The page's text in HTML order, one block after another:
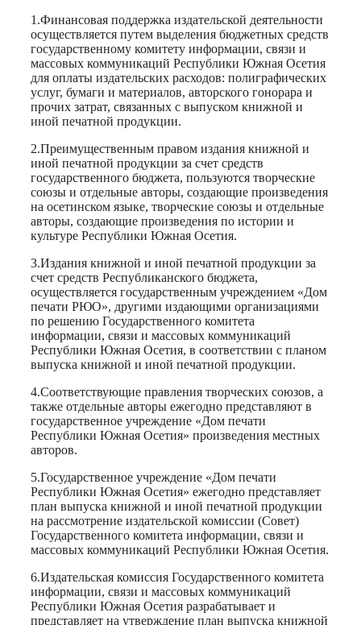
1.Финансовая поддержка издательской деятельности
осуществляется путем выделения бюджетных средств
государственному комитету информации, связи и
массовых коммуникаций Республики Южная Осетия
для оплаты издательских расходов: полиграфических
услуг, бумаги и материалов, авторского гонорара и
прочих затрат, связанных с выпуском книжной и
иной печатной продукции.
2.Преимущественным правом издания книжной и
иной печатной продукции за счет средств
государственного бюджета, пользуются творческие
союзы и отдельные авторы, создающие произведения
на осетинском языке, творческие союзы и отдельные
авторы, создающие произведения по истории и
культуре Республики Южная Осетия.
3.Издания книжной и иной печатной продукции за
счет средств Республиканского бюджета,
осуществляется государственным учреждением «Дом
печати РЮО», другими издающими организациями
по решению Государственного комитета
информации, связи и массовых коммуникаций
Республики Южная Осетия, в соответствии с планом
выпуска книжной и иной печатной продукции.
4.Соответствующие правления творческих союзов, а
также отдельные авторы ежегодно представляют в
государственное учреждение «Дом печати
Республики Южная Осетия» произведения местных
авторов.
5.Государственное учреждение «Дом печати
Республики Южная Осетия» ежегодно представляет
план выпуска книжной и иной печатной продукции
на рассмотрение издательской комиссии (Совет)
Государственного комитета информации, связи и
массовых коммуникаций Республики Южная Осетия.
6.Издательская комиссия Государственного комитета
информации, связи и массовых коммуникаций
Республики Южная Осетия разрабатывает и
представляет на утверждение план выпуска книжной